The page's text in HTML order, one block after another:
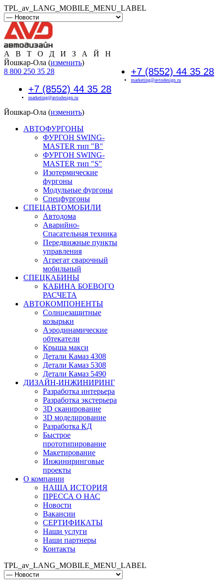
TPL_av_LANG_MOBILE_MENU_LABEL
А В Т О Д И З А Й Н
+7 (8552) 44 35 28
marketing@avtodesign.ru
Йошкар-Ола (изменить)
8 800 250 35 28
+7 (8552) 44 35 28
marketing@avtodesign.ru
Йошкар-Ола (изменить)
АВТОФУРГОНЫ
ФУРГОН SWING-
MASTER тип "B"
ФУРГОН SWING-
MASTER тип "S"
Изотермические
фургоны
Модульные фургоны
Спецфургоны
СПЕЦАВТОМОБИЛИ
Автодома
Аварийно-
Спасательная техника
Передвижные пункты
управления
Агрегат сварочный
мобильный
СПЕЦКАБИНЫ
КАБИНА БОЕВОГО
РАСЧЕТА
АВТОКОМПОНЕНТЫ
Солнцезащитные
козырьки
Аэродинамические
обтекатели
Крыша макси
Детали Камаз 4308
Детали Камаз 5308
Детали Камаз 5490
ДИЗАЙН-ИНЖИНИРИНГ
Разработка интерьера
Разработка экстерьера
3D сканирование
3D моделирование
Разработка КД
Быстрое
прототипирование
Макетирование
Инжиниринговые
проекты
О компании
НАША ИСТОРИЯ
ПРЕССА О НАС
Новости
Вакансии
СЕРТИФИКАТЫ
Наши услуги
Наши партнеры
Контакты
TPL_av_LANG_MOBILE_MENU_LABEL